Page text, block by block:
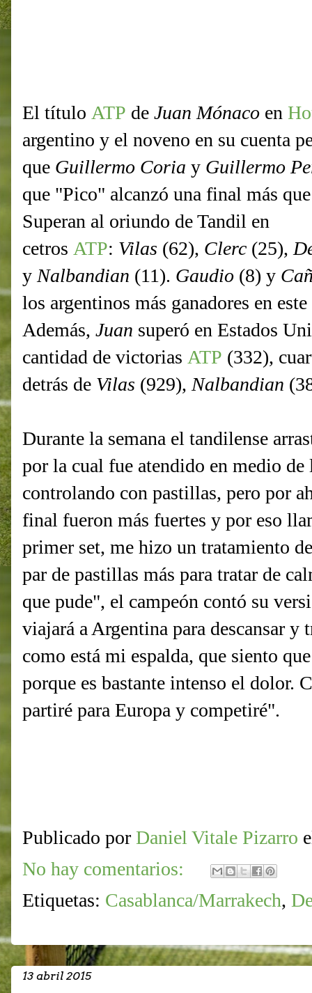
El título ATP de Juan Mónaco en
argentino y el noveno en su cuenta
que Guillermo Coria y Guillermo
que "Pico" alcanzó una final más
Superan al oriundo de Tandil en
cetros ATP: Vilas (62), Clerc (25),
y Nalbandian (11). Gaudio (8) y
los argentinos más ganadores en
Además, Juan superó en Estados
cantidad de victorias ATP (332),
detrás de Vilas (929), Nalbandian
Durante la semana el tandilense
por la cual fue atendido en medio
controlando con pastillas, pero por
final fueron más fuertes y por eso
primer set, me hizo un tratamiento
par de pastillas más para tratar de
que pude", el campeón contó su
viajará a Argentina para descansar y
como está mi espalda, que siento
porque es bastante intenso el dolor.
partiré para Europa y competiré".
Publicado por Daniel Vitale Pizarro
No hay comentarios:
Etiquetas: Casablanca/Marrakech,
13 abril 2015